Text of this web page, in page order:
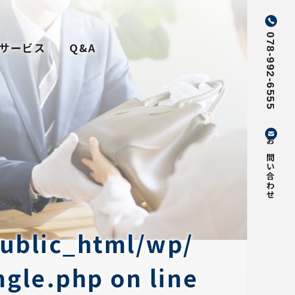
ービス Q&A 078-992-6555
お問い合わせ
wp/
on line